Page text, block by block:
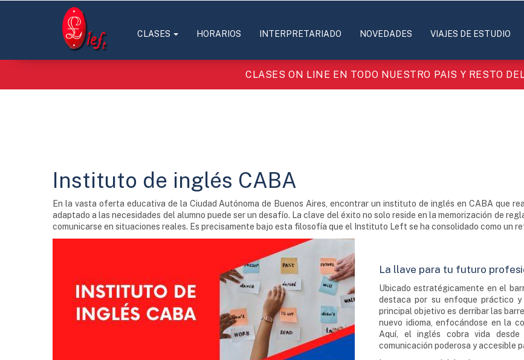
CLASES HORARIOS INTERPRETARIADO NOVEDADES VIAJES DE ESTUDIO
CLASES ON LINE EN TODO NUESTRO PAIS Y RESTO
Instituto de inglés CABA
En la vasta oferta educativa de la Ciudad Autónoma de Buenos Aires, encontrar un instituto de inglés en CABA que
adaptado a las necesidades del alumno puede ser un desafío. La clave del éxito no solo reside en la memorización de
comunicarse en situaciones reales. Es precisamente bajo esta filosofía que el Instituto Left se ha consolidado como un
La llave para tu futuro
Ubicado estratégicamente en el
destaca por su enfoque práctico
principal objetivo es derribar las
nuevo idioma, enfocándose en la
Aquí, el inglés cobra vida
comunicación poderosa y accesible